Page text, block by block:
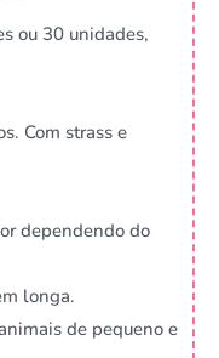
ou 30 unidades,
Com strass e
dependendo do
longa.
de pequeno e